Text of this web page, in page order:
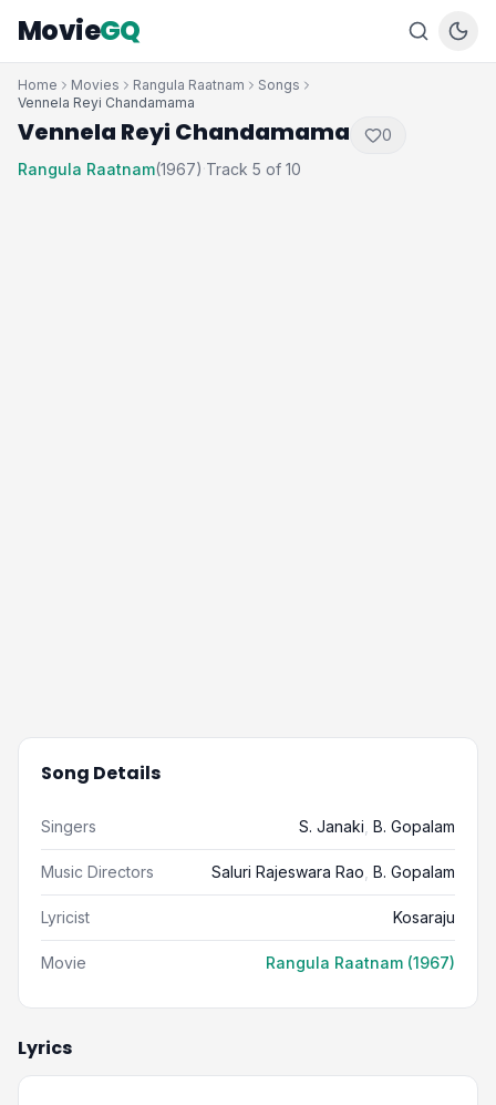
MovieGQ
Home Movies Rangula Raatnam
Songs
Vennela Reyi Chandamama
Vennela Reyi Chandamama
0
Rangula Raatnam(1967) ·Track 5 of 10
Song Details
Singers S. Janaki B. Gopalam
Music Directors Saluri Rajeswara Rao B. Gopalam
Lyricist Kosaraju
Movie Rangula Raatnam (1967)
Lyrics